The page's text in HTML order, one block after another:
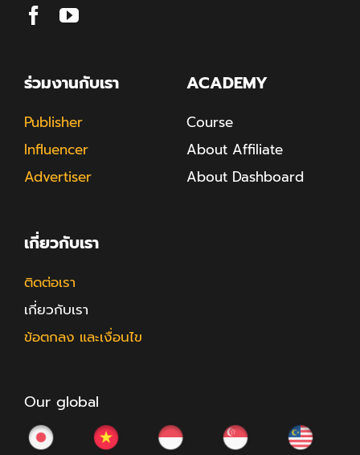
ร่วมงานกับเรา
Publisher
Influencer
Advertiser
ACADEMY
Course
About Affiliate
About Dashboard
เกี่ยวกับเรา
ติดต่อเรา
เกี่ยวกับเรา
ข้อตกลง และเงื่อนไข
Our global